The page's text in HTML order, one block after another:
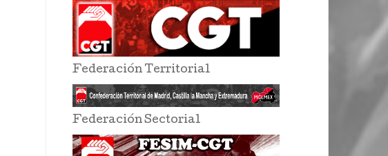
Federación Territorial
Federación Sectorial